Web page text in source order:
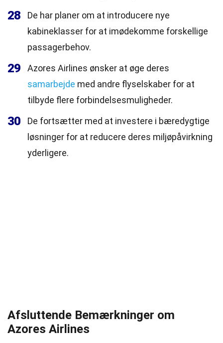
28
De har planer om at introducere nye
kabineklasser for at imødekomme forskellige
passagerbehov.
29
Azores Airlines ønsker at øge deres
samarbejde med andre flyselskaber for at
tilbyde flere forbindelsesmuligheder.
30
De fortsætter med at investere i bæredygtige
løsninger for at reducere deres miljøpåvirkning
yderligere.
Afsluttende Bemærkninger om
Azores Airlines